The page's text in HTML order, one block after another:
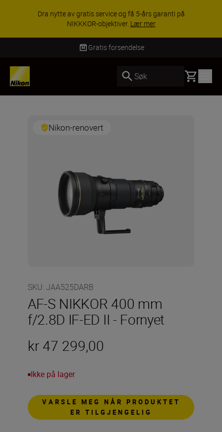
Dra nytte av gratis service og få 5-års garanti på
NIKKKOR-objektiver. Lær mer
Gratis forsendelse
Søk Basket
Nikon-renovert
SKU: JAA525DARB
AF-S NIKKOR 400 mm
f/2.8D IF-ED II - Fornyet
kr 47 299,00
Ikke på lager
VARSLE MEG NÅR PRODUKTET
ER TILGJENGELIG